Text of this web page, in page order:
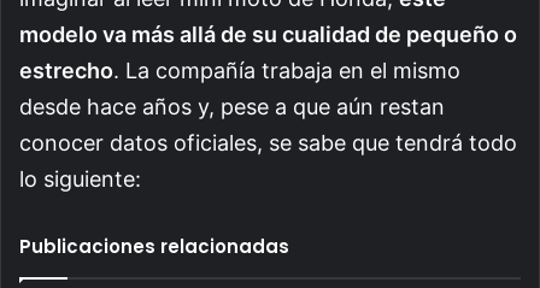
modelo va más allá de su cualidad de pequeño o
estrecho. La compañía trabaja en el mismo
desde hace años y, pese a que aún restan
conocer datos oficiales, se sabe que tendrá todo
lo siguiente:
Publicaciones relacionadas